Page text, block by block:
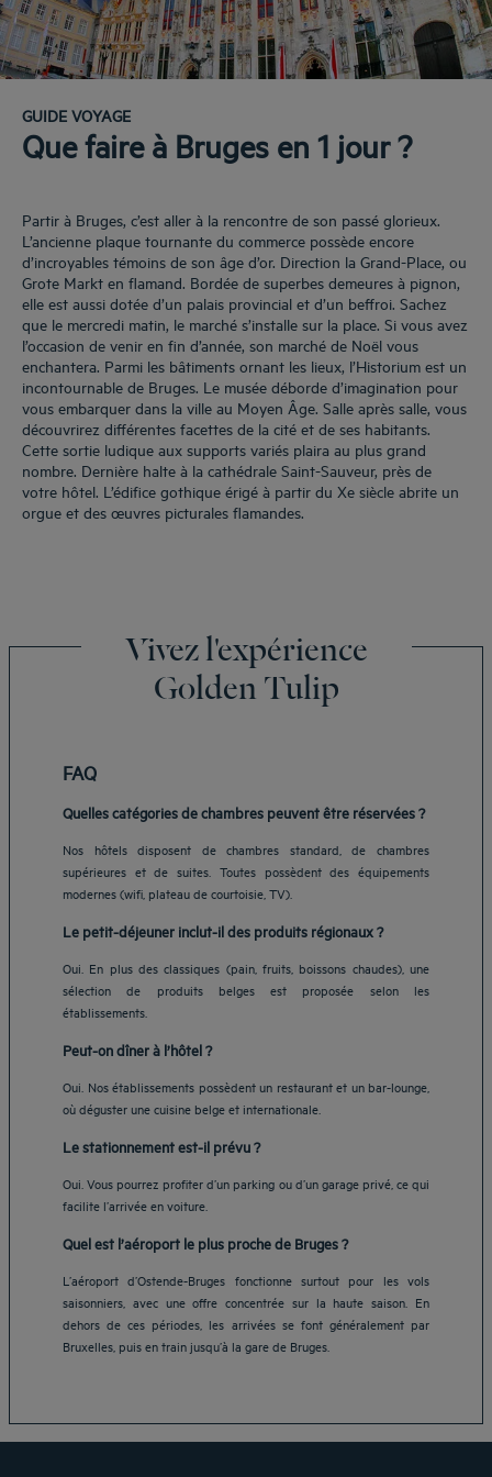
GUIDE VOYAGE
Que faire à Bruges en 1 jour ?
Partir à Bruges, c’est aller à la rencontre de son passé glorieux.
L’ancienne plaque tournante du commerce possède encore
d’incroyables témoins de son âge d’or. Direction la Grand-Place, ou
Grote Markt en flamand. Bordée de superbes demeures à pignon,
elle est aussi dotée d’un palais provincial et d’un beffroi. Sachez
que le mercredi matin, le marché s’installe sur la place. Si vous avez
l’occasion de venir en fin d’année, son marché de Noël vous
enchantera. Parmi les bâtiments ornant les lieux, l’Historium est un
incontournable de Bruges. Le musée déborde d’imagination pour
vous embarquer dans la ville au Moyen Âge. Salle après salle, vous
découvrirez différentes facettes de la cité et de ses habitants.
Cette sortie ludique aux supports variés plaira au plus grand
nombre. Dernière halte à la cathédrale Saint-Sauveur, près de
votre hôtel. L’édifice gothique érigé à partir du Xe siècle abrite un
orgue et des œuvres picturales flamandes.
Vivez l'expérience
Golden Tulip
FAQ
Quelles catégories de chambres peuvent être réservées ?
Nos hôtels disposent de chambres standard, de chambres
supérieures et de suites. Toutes possèdent des équipements
modernes (wifi, plateau de courtoisie, TV).
Le petit-déjeuner inclut-il des produits régionaux ?
Oui. En plus des classiques (pain, fruits, boissons chaudes), une
sélection de produits belges est proposée selon les
établissements.
Peut-on dîner à l’hôtel ?
Oui. Nos établissements possèdent un restaurant et un bar-lounge,
où déguster une cuisine belge et internationale.
Le stationnement est-il prévu ?
Oui. Vous pourrez profiter d’un parking ou d’un garage privé, ce qui
facilite l’arrivée en voiture.
Quel est l’aéroport le plus proche de Bruges ?
L’aéroport d’Ostende-Bruges fonctionne surtout pour les vols
saisonniers, avec une offre concentrée sur la haute saison. En
dehors de ces périodes, les arrivées se font généralement par
Bruxelles, puis en train jusqu’à la gare de Bruges.
Hôtels Marseille
Hôtels Bordeaux
Hôtels Pornic
Hôtels Bangkok
Politique des données personnelles